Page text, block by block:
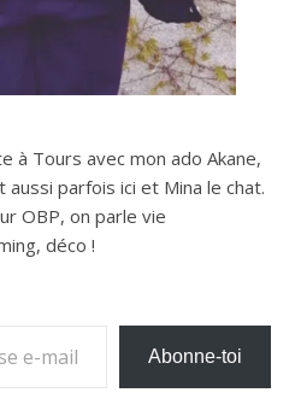
à Tours avec mon ado Akane,
aussi parfois ici et Mina le chat.
OBP, on parle vie
déco !
Abonne-toi